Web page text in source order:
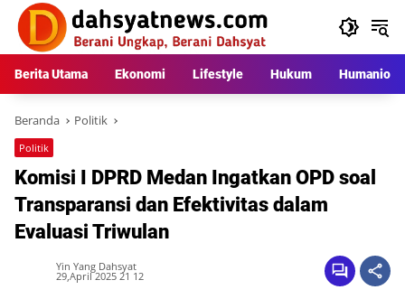
Langsung
konten
Berita Utama Ekonomi Lifestyle Hukum Humaniora
Beranda Politik
Politik
Komisi I DPRD Medan Ingatkan OPD soal
Transparansi dan Efektivitas dalam
Evaluasi Triwulan
Yin Yang Dahsyat
29,April 2025 21 12